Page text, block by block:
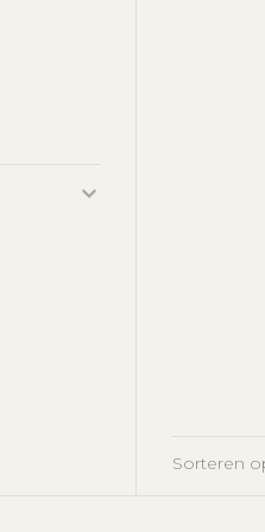
Sorteren